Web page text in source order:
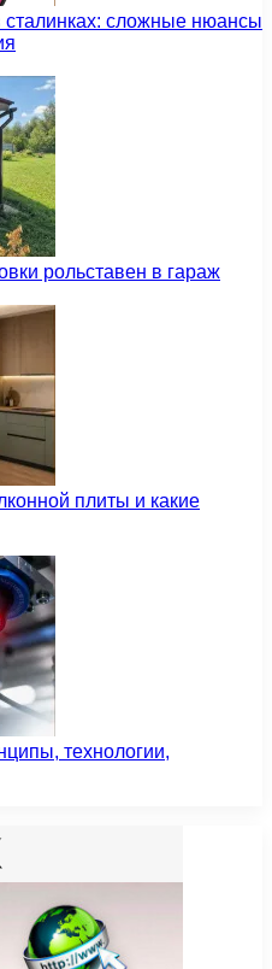
сталинках: сложные нюансы
рольставен в гараж
плиты и какие
технологии,